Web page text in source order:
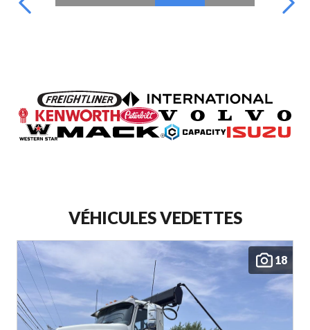
VÉHICULES VEDETTES
18